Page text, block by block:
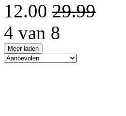
12.00 29.99
4 van 8
Meer laden